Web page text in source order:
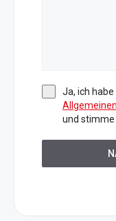
Ja, ich habe
und stimme